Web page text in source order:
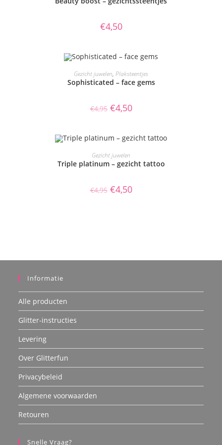
€4,50
TOEVOEGEN AAN WINKELWAGEN
Gezicht juwelen, Plaksteentjes
Sophisticated – face gems
€4,95 Oorspronkelijke
prijs
€4,50Huidige
prijs
TOEVOEGEN AAN WINKELWAGEN
Gezicht juwelen
Triple platinum – gezicht tattoo
€4,95 Oorspronkelijke
prijs
€4,50Huidige
prijs
Informatie
Alle producten
Glitter-instructies
Levering
Over Glitterfun
Privacybeleid
Algemene voorwaarden
Retouren
Snelle Vraag?